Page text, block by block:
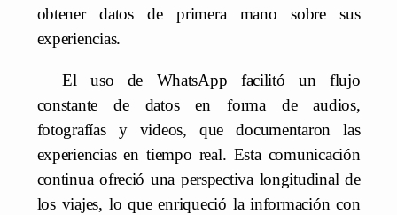
obtener datos de primera mano sobre sus
experiencias.
El uso de WhatsApp facilitó un flujo
constante de datos en forma de audios,
fotografías y videos, que documentaron las
experiencias en tiempo real. Esta comunicación
continua ofreció una perspectiva longitudinal de
los viajes, lo que enriqueció la información con